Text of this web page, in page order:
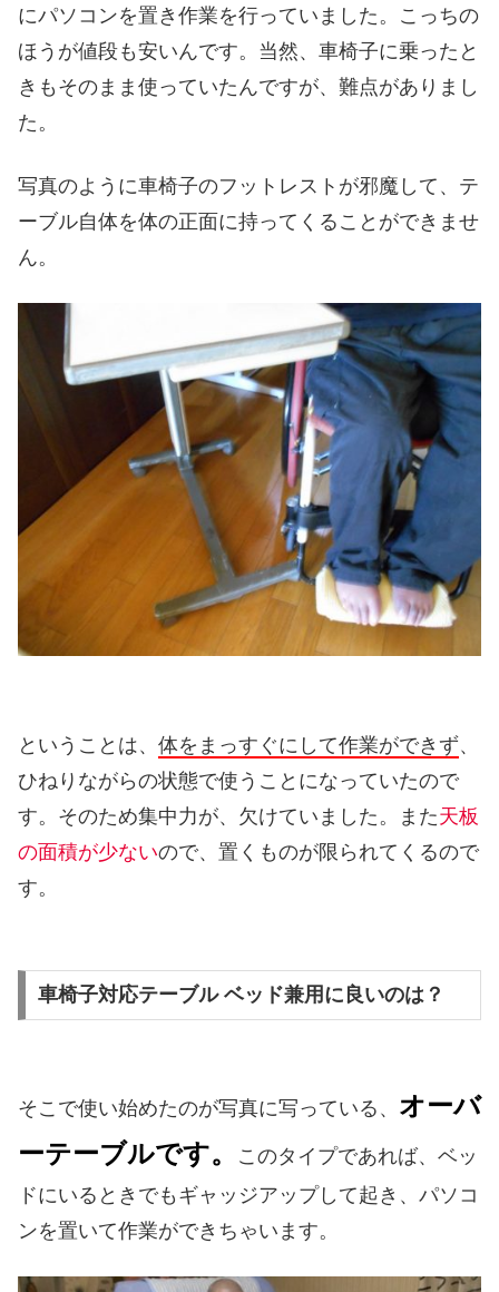
にパソコンを置き作業を行っていました。こっちの
ほうが値段も安いんです。当然、車椅子に乗ったと
きもそのまま使っていたんですが、難点がありまし
た。
写真のように車椅子のフットレストが邪魔して、テ
ーブル自体を体の正面に持ってくることができませ
ん。
ということは、 体をまっすぐにして作業ができず、
ひねりながらの状態で使うことになっていたので
す。そのため集中力が、欠けていました。また天板
の面積が少ないので、置くものが限られてくるので
す。
車椅子対応テーブル ベッド兼用に良いのは？
そこで使い始めたのが写真に写っている、 オーバ
ーテーブルです。
このタイプであれば、ベッ
ドにいるときでもギャッジアップして起き、パソコ
ンを置いて作業ができちゃいます。